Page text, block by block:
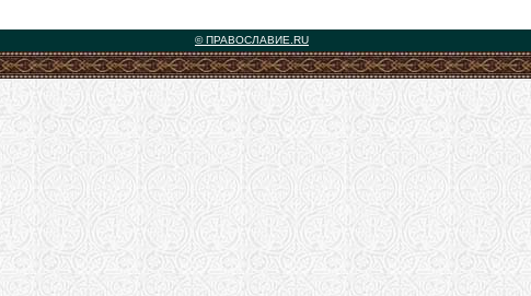
© ПРАВОСЛАВИЕ.RU